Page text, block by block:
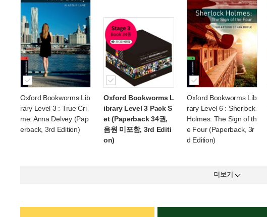
Oxford Bookworms Lib
rary Level 3 : True Cri
me: Anna Delvey (Pap
erback, 3rd Edition)
Oxford Bookworms L
ibrary Level 3 Pack S
et (Paperback 34권,
음원 미포함, 3rd Editi
on)
Oxford Bookworms Lib
rary Level 6 : Sherlock
Holmes: The Sign of th
e Four (Paperback, 3r
d Edition)
더보기